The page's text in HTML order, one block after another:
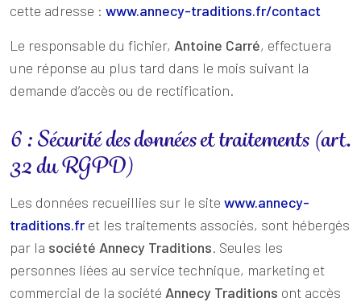
cette adresse : www.annecy-traditions.fr/contact
Le responsable du fichier, Antoine Carré, effectuera
une réponse au plus tard dans le mois suivant la
demande d’accès ou de rectification.
6 : Sécurité des données et traitements (art.
32 du RGPD)
Les données recueillies sur le site www.annecy-
traditions.fr et les traitements associés, sont hébergés
par la société Annecy Traditions. Seules les
personnes liées au service technique, marketing et
commercial de la société Annecy Traditions ont accès